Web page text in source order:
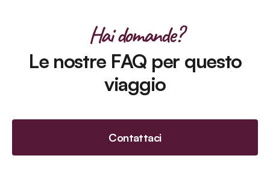
Hai domande?
Le nostre FAQ per questo
viaggio
Contattaci